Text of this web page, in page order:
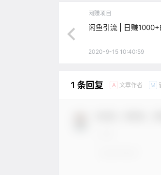
网赚项目
闲鱼引流 | 日赚
2020-9-15 10:40:59
1 条回复 A 文章作者 M